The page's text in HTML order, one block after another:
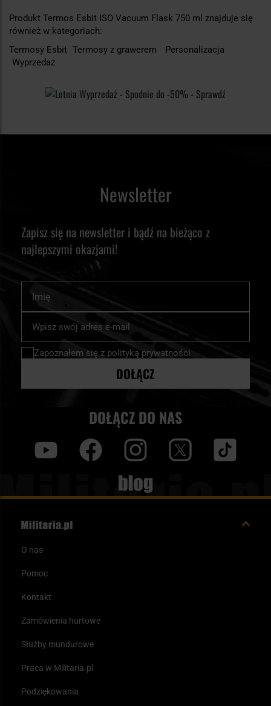
Produkt Termos Esbit ISO Vacuum Flask 750 ml znajduje się
również w kategoriach:
Termosy Esbit Termosy z grawerem
Personalizacja
Wyprzedaż
Newsletter
Zapisz się na newsletter i bądź na bieżąco z
najlepszymi okazjami!
nasz
newsletter:
Zapoznałem się z polityką prywatności
DOŁĄCZ
DOŁĄCZ DO NAS
Blog
O nas
Pomoc
Kontakt
Zamówienia hurtowe
Służby mundurowe
Praca w Militaria.pl
Podziękowania